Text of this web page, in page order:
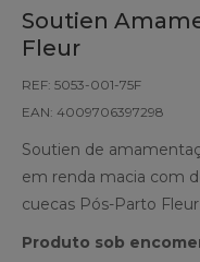
Soutien
Fleur
REF: 5053-001-75F
EAN: 4009706397298
Soutien de
em renda macia com
cuecas Pós-Parto Fleur
Produto sob